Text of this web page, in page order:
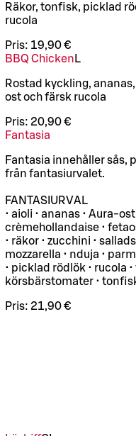
Räkor, tonfisk, picklad
rucola
Pris: 19,90 €
BBQ Chicken L
Rostad kyckling,
ost och färsk rucola
Pris: 20,90 €
Fantasia
Fantasia innehåller sås,
från fantasiurvalet.
FANTASIURVAL
• aioli • ananas • Aura-
crèmehollandaise •
• räkor • zucchini •
mozzarella • nduja •
• picklad rödlök • rucola
körsbärstomater •
Pris: 21,90 €